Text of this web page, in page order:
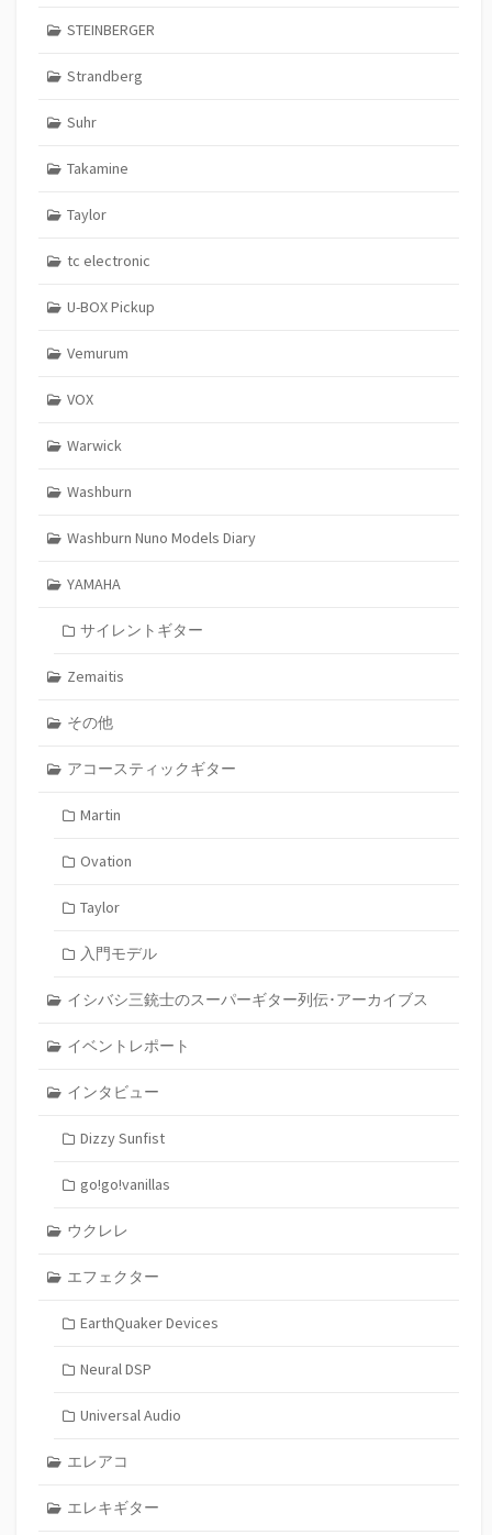
STEINBERGER
Strandberg
Suhr
Takamine
Taylor
tc electronic
U-BOX Pickup
Vemurum
VOX
Warwick
Washburn
Washburn Nuno Models Diary
YAMAHA
サイレントギター
Zemaitis
その他
アコースティックギター
Martin
Ovation
Taylor
入門モデル
イシバシ三銃士のスーパーギター列伝･アーカイブス
イベントレポート
インタビュー
Dizzy Sunfist
go!go!vanillas
ウクレレ
エフェクター
EarthQuaker Devices
Neural DSP
Universal Audio
エレアコ
エレキギター